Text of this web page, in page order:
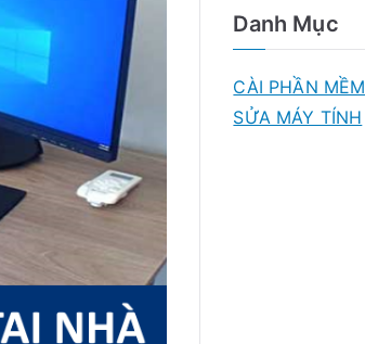
Danh Mục
CÀI PHẦN MỀM
SỬA MÁY TÍNH